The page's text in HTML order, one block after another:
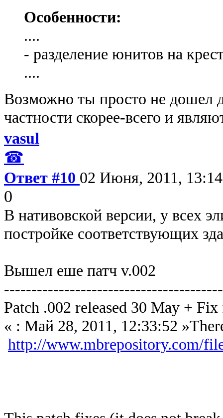
Особенности:
....
- разделение юнитов на
....
Возможно ты просто не дошел
частности скорее-всего и
vasul
☎
Ответ #10 02 Июня, 2011, 13:14
0
В нативовской версии, у всех
постройке соответствующих
Вышел еше патч v.002
Patch .002 released 30 May +
« : Май 28, 2011, 12:33:52
http://www.mbrepository.com/